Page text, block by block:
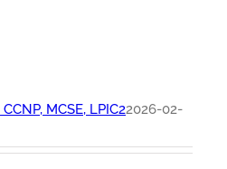
MCSE, LPIC22026-02-